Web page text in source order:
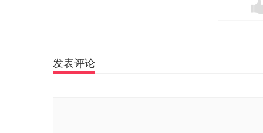
发表评论